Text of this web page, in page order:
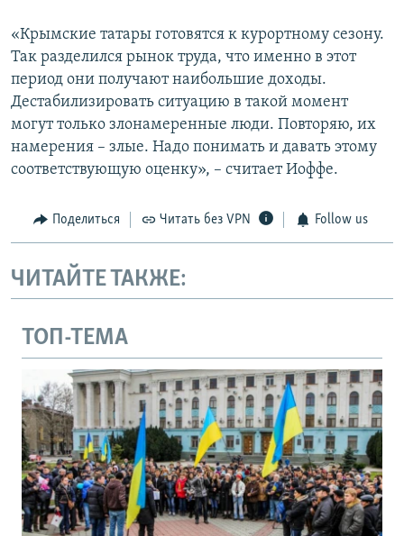
«Крымские татары готовятся к курортному сезону.
Так разделился рынок труда, что именно в этот
период они получают наибольшие доходы.
Дестабилизировать ситуацию в такой момент
могут только злонамеренные люди. Повторяю, их
намерения – злые. Надо понимать и давать этому
соответствующую оценку», – считает Иоффе.
Поделиться Читать без VPN Follow us
ЧИТАЙТЕ ТАКЖЕ:
ТОП-ТЕМА